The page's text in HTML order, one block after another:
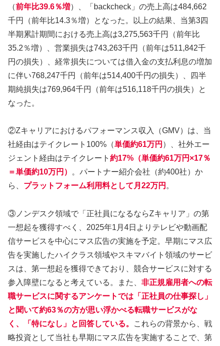
（前年比39.6％増）、「backcheck」の売上高は484,662
千円（前年比14.3％増）となった。以上の結果、当第3四
半期累計期間における売上高は3,275,563千円（前年比
35.2％増）、営業損失は743,263千円（前年は511,842千
円の損失）、経常損失については借入金の支払利息の増加
に伴い768,247千円（前年は514,400千円の損失）、四半
期純損失は769,964千円（前年は516,118千円の損失）と
なった。
②Zキャリアにおけるパフォーマンス収入（GMV）は、当
社経由はテイクレート100%（単価約61万円 ）、社外エー
ジェント経由はテイクレート 約17%（単価約61万円×17％
＝単価約10万円） 。パートナー紹介会社（約400社）か
ら、 プラットフォーム利用料として月22万円 。
③ノンデスク領域で「正社員になるならZキャリア」の第
一想起を獲得すべく、2025年1月4日よりテレビや動画配
信サービスを中心にマス広告の実施を予定。早期にマス広
告を実施したハイクラス領域やスキマバイト領域のサービ
スは、第一想起を獲得できており、競合サービスに対する
参入障壁になると考えている。また、 非正規雇用者への転
職サービスに関するアンケートでは「正社員の仕事探し」
と聞いて約63％の方が思い浮かべる転職サービスがな
く、「特になし」と回答している。
これらの背景から、戦
略投資として当社も早期にマス広告を実施することで、第